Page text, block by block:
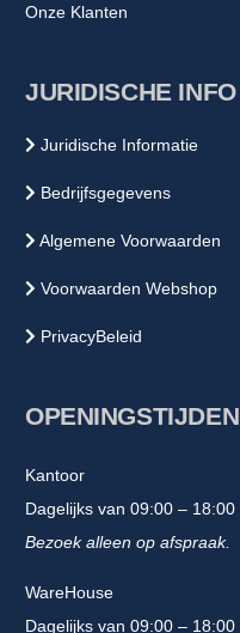
Onze Klanten
JURIDISCHE INFO
Juridische Informatie
Bedrijfsgegevens
Algemene Voorwaarden
Voorwaarden Webshop
PrivacyBeleid
OPENINGSTIJDEN
Kantoor
Dagelijks van 09:00 – 18:00
Bezoek alleen op afspraak.
WareHouse
Dagelijks van 09:00 – 18:00